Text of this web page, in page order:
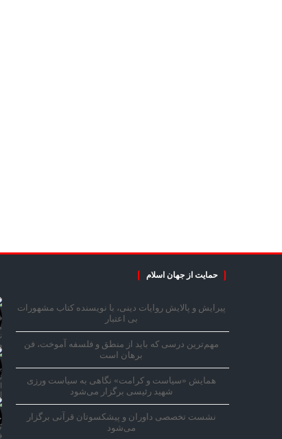
حمایت از جهان اسلام
پیرایش و پالایش روایات دینی، با نویسنده کتاب مشهورات
بی اعتبار
مهم‌ترین درسی که باید از منطق و فلسفه آموخت، فن
برهان است
همایش «سیاست و کرامت» نگاهی به سیاست ورزی
شهید رئیسی برگزار می‌شود
نشست تخصصی داوران و پیشکسوتان قرآنی برگزار
می‌شود